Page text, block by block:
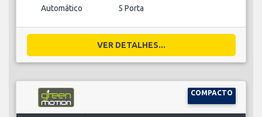
Automático 5 Porta
VER DETALHES...
COMPACTO